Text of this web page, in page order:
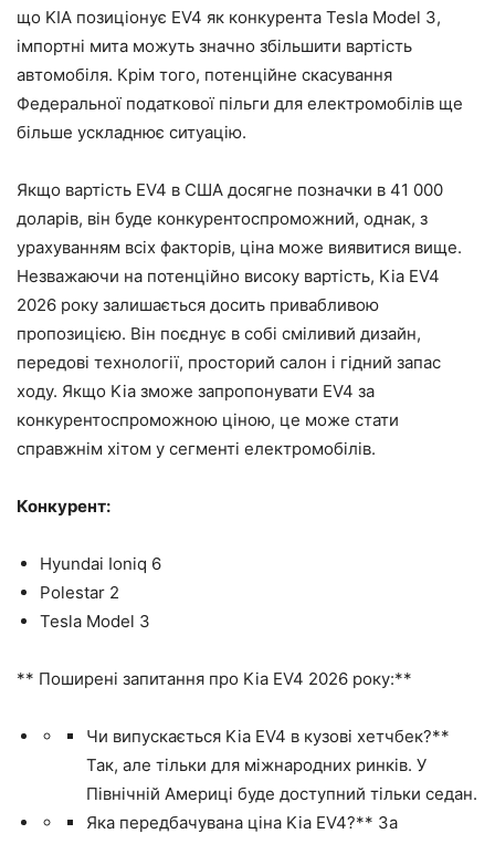
що KIA позиціонує EV4 як конкурента Tesla Model 3,
імпортні мита можуть значно збільшити вартість
автомобіля. Крім того, потенційне скасування
Федеральної податкової пільги для електромобілів ще
більше ускладнює ситуацію.
Якщо вартість EV4 в США досягне позначки в 41 000
доларів, він буде конкурентоспроможний, однак, з
урахуванням всіх факторів, ціна може виявитися вище.
Незважаючи на потенційно високу вартість, Kia EV4
2026 року залишається досить привабливою
пропозицією. Він поєднує в собі сміливий дизайн,
передові технології, просторий салон і гідний запас
ходу. Якщо Kia зможе запропонувати EV4 за
конкурентоспроможною ціною, це може стати
справжнім хітом у сегменті електромобілів.
Конкурент:
Hyundai Ioniq 6
Polestar 2
Tesla Model 3
** Поширені запитання про Kia EV4 2026 року:**
Чи випускається Kia EV4 в кузові хетчбек?**
Так, але тільки для міжнародних ринків. У
Північній Америці буде доступний тільки седан.
Яка передбачувана ціна Kia EV4?** За